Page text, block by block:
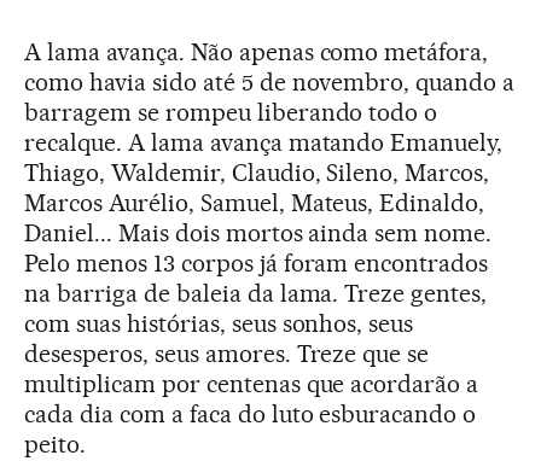
A lama avança. Não apenas como metáfora,
como havia sido até 5 de novembro, quando a
barragem se rompeu liberando todo o
recalque. A lama avança matando Emanuely,
Thiago, Waldemir, Claudio, Sileno, Marcos,
Marcos Aurélio, Samuel, Mateus, Edinaldo,
Daniel... Mais dois mortos ainda sem nome.
Pelo menos 13 corpos já foram encontrados
na barriga de baleia da lama. Treze gentes,
com suas histórias, seus sonhos, seus
desesperos, seus amores. Treze que se
multiplicam por centenas que acordarão a
cada dia com a faca do luto esburacando o
peito.